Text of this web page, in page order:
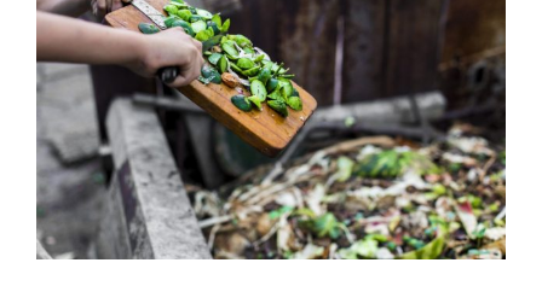
Reportajes
Columnas
Música Clásica
Especiales
Archivo Sonoro
más
grande